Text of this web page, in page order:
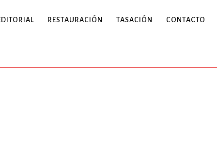
RESTAURACIÓN TASACIÓN CONTACTO